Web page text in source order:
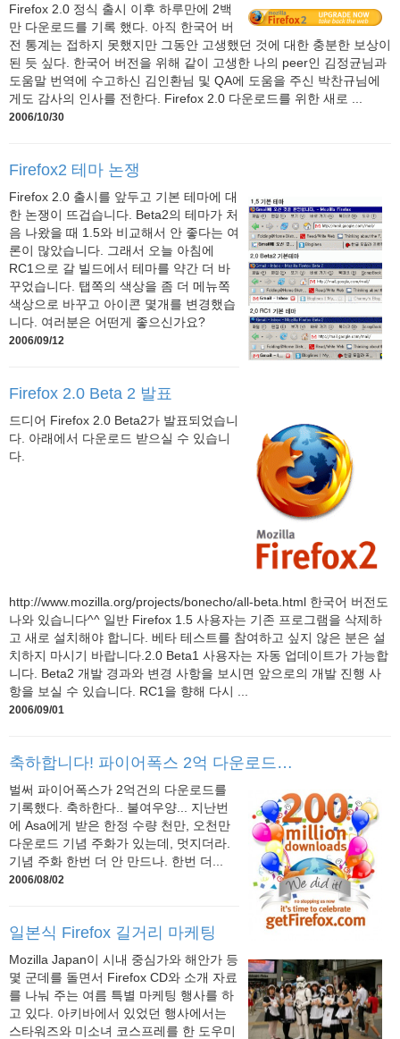
Firefox 2.0 정식 출시 이후 하루만에 2백
만 다운로드를 기록 했다. 아직 한국어 버
전 통계는 접하지 못했지만 그동안 고생했던 것에 대한 충분한 보상이
된 듯 싶다. 한국어 버전을 위해 같이 고생한 나의 peer인 김정균님과
도움말 번역에 수고하신 김인환님 및 QA에 도움을 주신 박찬규님에
게도 감사의 인사를 전한다. Firefox 2.0 다운로드를 위한 새로 ...
2006/10/30
Firefox2 테마 논쟁
Firefox 2.0 출시를 앞두고 기본 테마에 대
한 논쟁이 뜨겁습니다. Beta2의 테마가 처
음 나왔을 때 1.5와 비교해서 안 좋다는 여
론이 많았습니다. 그래서 오늘 아침에
RC1으로 갈 빌드에서 테마를 약간 더 바
꾸었습니다. 탭쪽의 색상을 좀 더 메뉴쪽
색상으로 바꾸고 아이콘 몇개를 변경했습
니다. 여러분은 어떤게 좋으신가요?
2006/09/12
Firefox 2.0 Beta 2 발표
드디어 Firefox 2.0 Beta2가 발표되었습니
다. 아래에서 다운로드 받으실 수 있습니
다.
http://www.mozilla.org/projects/bonecho/all-beta.html 한국어 버전도
나와 있습니다^^ 일반 Firefox 1.5 사용자는 기존 프로그램을 삭제하
고 새로 설치해야 합니다. 베타 테스트를 참여하고 싶지 않은 분은 설
치하지 마시기 바랍니다.2.0 Beta1 사용자는 자동 업데이트가 가능합
니다. Beta2 개발 경과와 변경 사항을 보시면 앞으로의 개발 진행 사
항을 보실 수 있습니다. RC1을 향해 다시 ...
2006/09/01
축하합니다! 파이어폭스 2억 다운로드…
벌써 파이어폭스가 2억건의 다운로드를
기록했다. 축하한다.. 불여우양... 지난번
에 Asa에게 받은 한정 수량 천만, 오천만
다운로드 기념 주화가 있는데, 멋지더라.
기념 주화 한번 더 안 만드나. 한번 더...
2006/08/02
일본식 Firefox 길거리 마케팅
Mozilla Japan이 시내 중심가와 해안가 등
몇 군데를 돌면서 Firefox CD와 소개 자료
를 나눠 주는 여름 특별 마케팅 행사를 하
고 있다. 아키바에서 있었던 행사에서는
스타워즈와 미소녀 코스프레를 한 도우미